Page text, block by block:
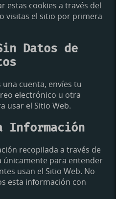
estas cookies a través del
visitas el sitio por primera
Datos de
una cuenta, envíes tu
electrónico u otra
usar el Sitio Web.
Información
recopilada a través de
únicamente para entender
usan el Sitio Web. No
esta información con